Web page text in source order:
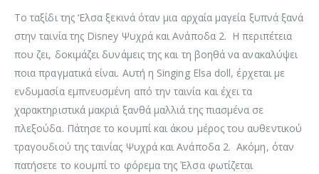
Το ταξίδι της ‘Ελσα ξεκινά όταν μια αρχαία μαγεία ξυπνά ξανά
στην ταινία της Disney Ψυχρά και Ανάποδα 2. Η περιπέτεια
που ζει, δοκιμάζει δυνάμεις της και τη βοηθά να ανακαλύψει
ποια πραγματικά είναι. Αυτή η Singing Elsa doll, έρχεται με
ενδυμασία εμπνευσμένη από την ταινία και έχει τα
χαρακτηριστικά μακριά ξανθά μαλλιά της πιασμένα σε
πλεξούδα. Πάτησε το κουμπί και άκου μέρος του αυθεντικού
τραγουδιού της ταινίας Ψυχρά και Ανάποδα 2. Ακόμη, όταν
πατήσετε το κουμπί το φόρεμα της Έλσα φωτίζεται